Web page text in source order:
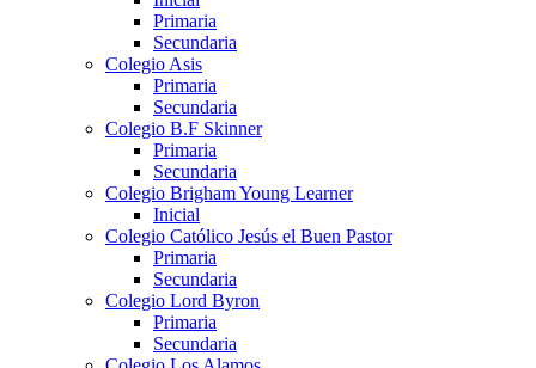
Primaria
Secundaria
Colegio Asis
Primaria
Secundaria
Colegio B.F Skinner
Primaria
Secundaria
Colegio Brigham Young Learner
Inicial
Colegio Católico Jesús el Buen Pastor
Primaria
Secundaria
Colegio Lord Byron
Primaria
Secundaria